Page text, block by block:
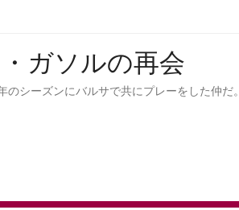
ガソルの再会
シーズンにバルサで共にプレーをした仲だ。